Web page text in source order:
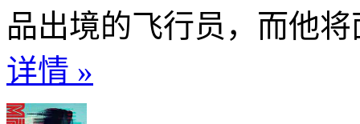
品出境的飞行员，而他
详情 »